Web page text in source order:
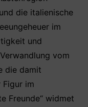
die italienische
im
und
vom
die damit
Figur im
Freunde“ widmet